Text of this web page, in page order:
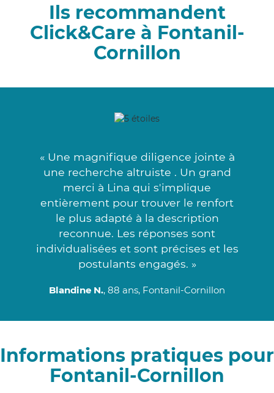
Ils recommandent
Click&Care à Fontanil-
Cornillon
« Une magnifique diligence jointe à
une recherche altruiste . Un grand
merci à Lina qui s'implique
entièrement pour trouver le renfort
le plus adapté à la description
reconnue. Les réponses sont
individualisées et sont précises et les
postulants engagés. »
Blandine N., 88 ans, Fontanil-Cornillon
Informations pratiques pour
Fontanil-Cornillon